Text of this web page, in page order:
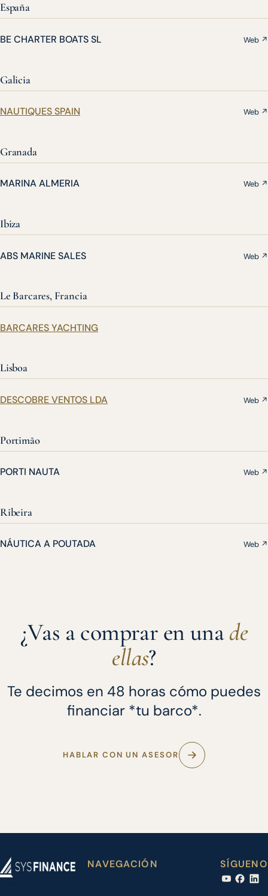
España
BE CHARTER BOATS SL Web ↗
Galicia
NAUTIQUES SPAIN Web ↗
Granada
MARINA ALMERIA Web ↗
Ibiza
ABS MARINE SALES Web ↗
Le Barcares, Francia
BARCARES YACHTING
Lisboa
DESCOBRE VENTOS LDA Web ↗
Portimão
PORTI NAUTA Web ↗
Ribeira
NÁUTICA A POUTADA Web ↗
¿Vas a comprar en unade
ellas?
Te decimos en 48 horas cómo puedes
financiar *tu barco*.
HABLAR CON UN ASESOR
NAVEGACIÓN